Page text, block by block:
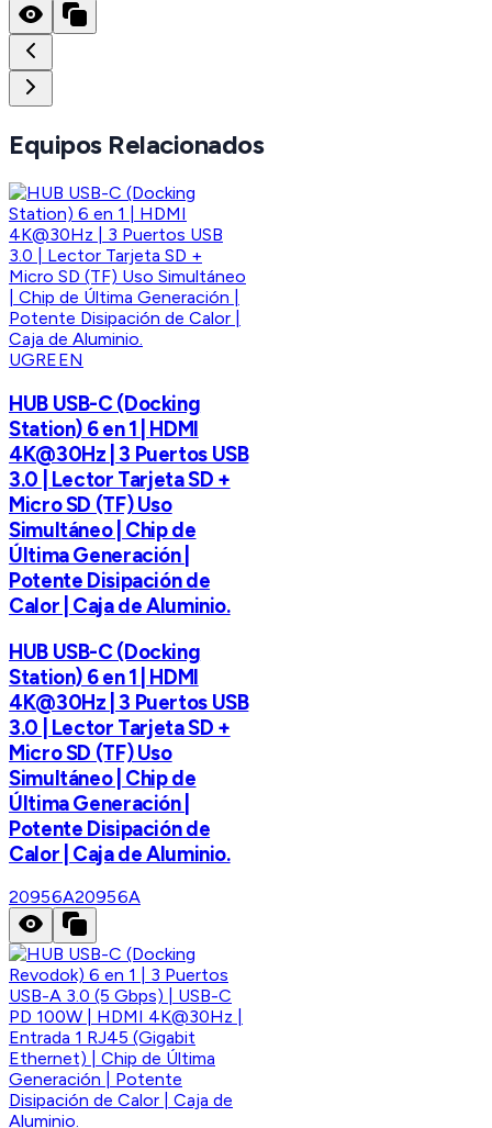
Equipos Relacionados
UGREEN
HUB USB-C (Docking
Station) 6 en 1 | HDMI
4K@30Hz | 3 Puertos USB
3.0 | Lector Tarjeta SD +
Micro SD (TF) Uso
Simultáneo | Chip de
Última Generación |
Potente Disipación de
Calor | Caja de Aluminio.
HUB USB-C (Docking
Station) 6 en 1 | HDMI
4K@30Hz | 3 Puertos USB
3.0 | Lector Tarjeta SD +
Micro SD (TF) Uso
Simultáneo | Chip de
Última Generación |
Potente Disipación de
Calor | Caja de Aluminio.
20956A20956A